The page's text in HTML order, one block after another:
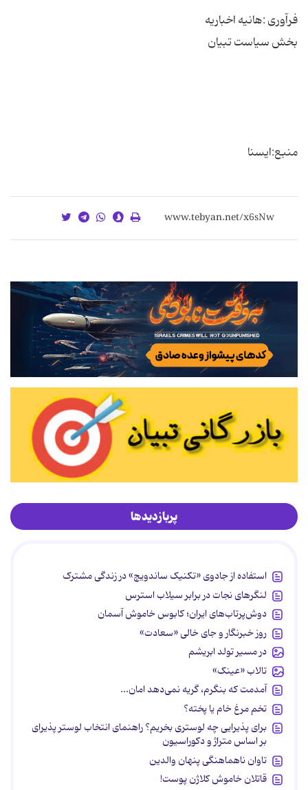
منبع:ایسنا
پربازدیدها
استفاده از جادوی «تکنیک ساندویچ» در زندگی مشترک
لنگرهای نجات در برابر سیلاب استرس
دوش‌پرتاب‌های ایران؛ کابوس خاموش آسمان
روز خبرنگار و جای خالی «سعادت»
در مسیر تولد ابریشم
تالاب «عینک»
آمدمت که بنگرم، گریه نمی‌دهد امان...
تخم مرغ خام یا پخته؟
برای پذیرایی چه لوستری بخریم؟ راهنمای انتخاب لوستر پذیرای
بر اساس متراژ و دکوراسیون
تاوان ناهماهنگی پنهان والدین
قاتلان خاموش کلاژن پوست!